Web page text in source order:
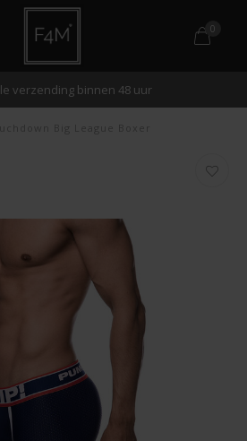
0
verzending binnen 48 uur